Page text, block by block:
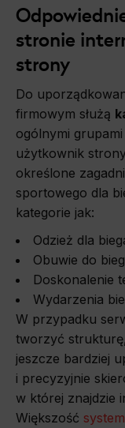
stronie
strony
Do
firmowym służą
ogólnymi
użytkownik
określone
sportowego dla
kategorie jak:
Odzież dla
Obuwie do
Doskonalenie
Wydarzenia
W przypadku
tworzyć
jeszcze bardziej
i precyzyjnie
w której znajdzie
Większość